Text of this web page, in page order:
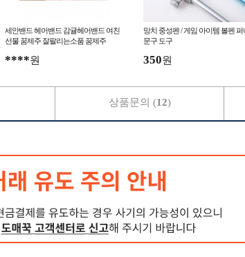
세안밴드 헤어밴드 감귤헤어밴드 여친
선물 꿈제주 잘팔리는소품 꿈제주
****원
망치 중성펜 / 게임 아이템 볼펜 퍼
문구 도구
350원
상품문의 (12)